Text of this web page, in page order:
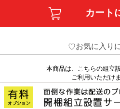
♡お気に入り
本商品は、こちらの組立
ご利用いただけま